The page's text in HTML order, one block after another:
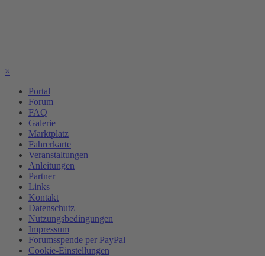
×
Portal
Forum
FAQ
Galerie
Marktplatz
Fahrerkarte
Veranstaltungen
Anleitungen
Partner
Links
Kontakt
Datenschutz
Nutzungsbedingungen
Impressum
Forumsspende per PayPal
Cookie-Einstellungen